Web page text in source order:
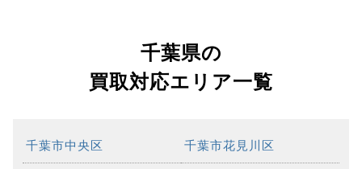
千葉県の
買取対応エリア一覧
千葉市中央区 千葉市花見川区